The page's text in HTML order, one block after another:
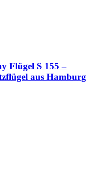
Flügel S 155 –
aus Hamburg